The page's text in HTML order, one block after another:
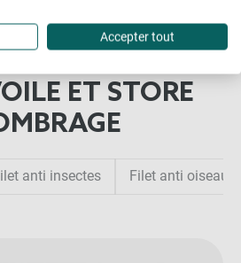
ET STORE
anti insectes Filet anti oiseaux
Accepter tout